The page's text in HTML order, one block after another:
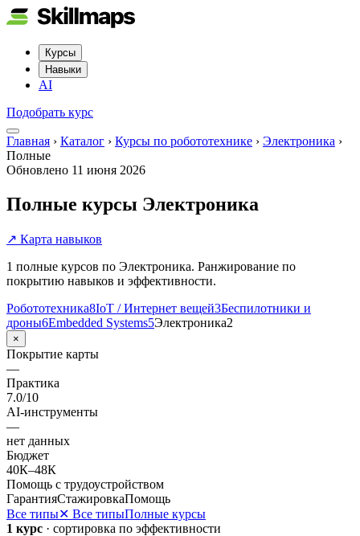
Курсы
Навыки
AI
Подобрать курс
Главная › Каталог › Курсы по робототехнике › Электроника ›
Полные
Обновлено 11 июня 2026
Полные курсы Электроника
↗ Карта навыков
1 полные курсов по Электроника. Ранжирование по
покрытию навыков и эффективности.
Робототехника8IoT / Интернет вещей3Беспилотники и
дроны6Embedded Systems5Электроника2
×
Покрытие карты
—
Практика
7.0/10
AI-инструменты
—
нет данных
Бюджет
40К–48К
Помощь с трудоустройством
ГарантияСтажировкаПомощь
Все типы✕ Все типыПолные курсы
1 курс · сортировка по эффективности